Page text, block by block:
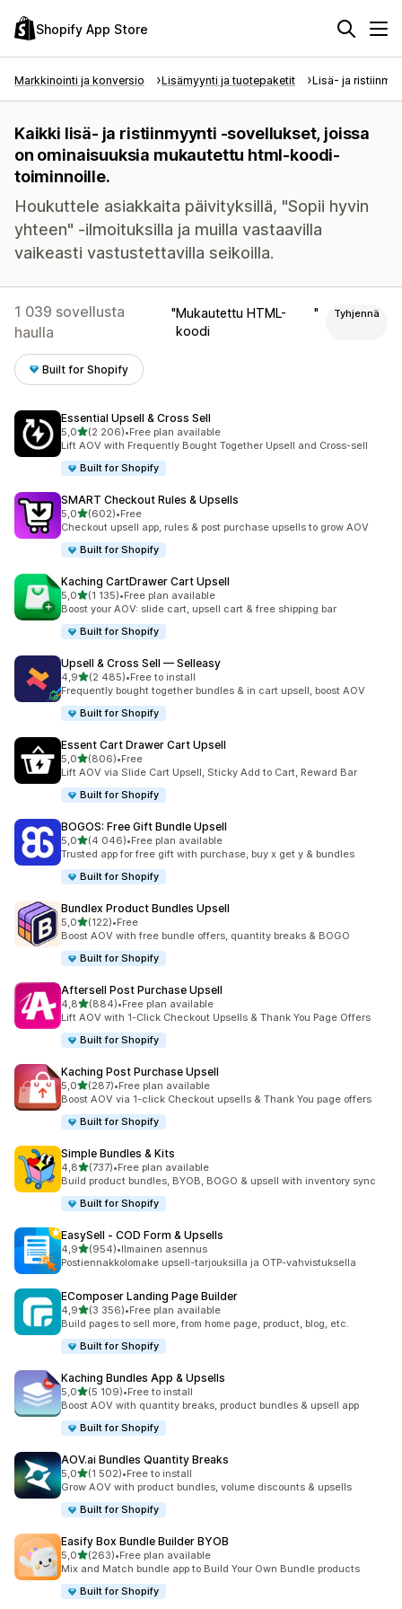
Shopify App Store
Markkinointi ja konversio Lisämyynti ja tuotepaketit Lisä- ja
Kaikki lisä- ja ristiinmyynti -sovellukset, joissa
on ominaisuuksia mukautettu html-koodi-
toiminnoille.
Houkuttele asiakkaita päivityksillä, "Sopii hyvin
yhteen" -ilmoituksilla ja muilla vastaavilla
vaikeasti vastustettavilla seikoilla.
1 039 sovellusta
haulla
Mukautettu HTML-
koodi
Tyhjennä
Built for Shopify
Essential Upsell & Cross Sell
5,0/ 5 tähteä
(2 206)
2206 arvostelua yhteensä
•Free plan available
Lift AOV with Frequently Bought Together Upsell and Cross-sell
Built for Shopify
SMART Checkout Rules & Upsells
5,0/ 5 tähteä
(602)
602 arvostelua yhteensä
•Free
Checkout upsell app, rules & post purchase upsells to grow AOV
Built for Shopify
Kaching CartDrawer Cart Upsell
5,0/ 5 tähteä
(1 135)
1135 arvostelua yhteensä
•Free plan available
Boost your AOV: slide cart, upsell cart & free shipping bar
Built for Shopify
Upsell & Cross Sell — Selleasy
4,9/ 5 tähteä
(2 485)
2485 arvostelua yhteensä
•Free to install
Frequently bought together bundles & in cart upsell, boost AOV
Built for Shopify
Essent Cart Drawer Cart Upsell
5,0/ 5 tähteä
(806)
806 arvostelua yhteensä
•Free
Lift AOV via Slide Cart Upsell, Sticky Add to Cart, Reward Bar
Built for Shopify
BOGOS: Free Gift Bundle Upsell
5,0/ 5 tähteä
(4 046)
4046 arvostelua yhteensä
•Free plan available
Trusted app for free gift with purchase, buy x get y & bundles
Built for Shopify
Bundlex Product Bundles Upsell
5,0/ 5 tähteä
(122)
122 arvostelua yhteensä
•Free
Boost AOV with free bundle offers, quantity breaks & BOGO
Built for Shopify
Aftersell Post Purchase Upsell
4,8/ 5 tähteä
(884)
884 arvostelua yhteensä
•Free plan available
Lift AOV with 1-Click Checkout Upsells & Thank You Page Offers
Built for Shopify
Kaching Post Purchase Upsell
5,0/ 5 tähteä
(287)
287 arvostelua yhteensä
•Free plan available
Boost AOV via 1-click Checkout upsells & Thank You page offers
Built for Shopify
Simple Bundles & Kits
4,8/ 5 tähteä
(737)
737 arvostelua yhteensä
•Free plan available
Build product bundles, BYOB, BOGO & upsell with inventory sync
Built for Shopify
EasySell ‑ COD Form & Upsells
4,9/ 5 tähteä
(954)
954 arvostelua yhteensä
•Ilmainen asennus
Postiennakkolomake upsell-tarjouksilla ja OTP-vahvistuksella
EComposer Landing Page Builder
4,9/ 5 tähteä
(3 356)
3356 arvostelua yhteensä
•Free plan available
Build pages to sell more, from home page, product, blog, etc.
Built for Shopify
Kaching Bundles App & Upsells
5,0/ 5 tähteä
(5 109)
5109 arvostelua yhteensä
•Free to install
Boost AOV with quantity breaks, product bundles & upsell app
Built for Shopify
AOV.ai Bundles Quantity Breaks
5,0/ 5 tähteä
(1 502)
1502 arvostelua yhteensä
•Free to install
Grow AOV with product bundles, volume discounts & upsells
Built for Shopify
Easify Box Bundle Builder BYOB
5,0/ 5 tähteä
(263)
263 arvostelua yhteensä
•Free plan available
Mix and Match bundle app to Build Your Own Bundle products
Built for Shopify